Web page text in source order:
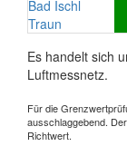
Bad Ischl
Traun
Es handelt sich
Luftmessnetz.
Für die
ausschlaggebend.
Richtwert.